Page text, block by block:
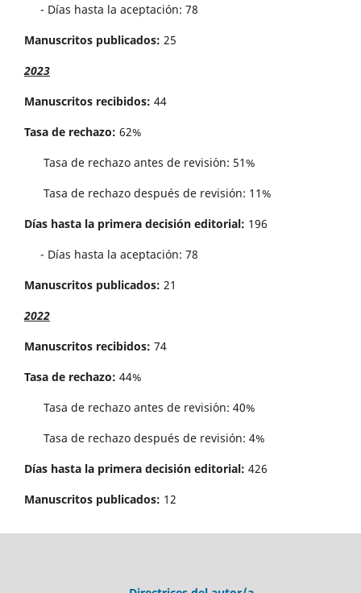
- Días hasta la aceptación: 78
Manuscritos publicados: 25
2023
Manuscritos recibidos: 44
Tasa de rechazo: 62%
Tasa de rechazo antes de revisi´on: 51%
Tasa de rechazo después de revisión: 11%
Días hasta la primera decisión editorial: 196
- Días hasta la aceptación: 78
Manuscritos publicados: 21
2022
Manuscritos recibidos: 74
Tasa de rechazo: 44%
Tasa de rechazo antes de revisi´on: 40%
Tasa de rechazo después de revisión: 4%
Días hasta la primera decisión editorial: 426
Manuscritos publicados: 12